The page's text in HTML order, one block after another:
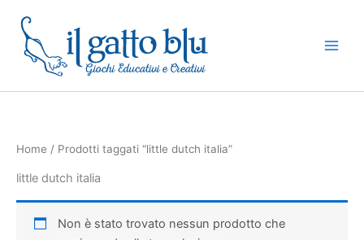
contenuto
Home / Prodotti taggati “little dutch italia”
little dutch italia
Non è stato trovato nessun prodotto che